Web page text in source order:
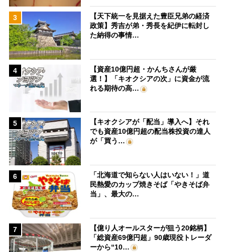
3
【天下統一を見据えた豊臣兄弟の経済
政策】秀吉が弟・秀長を紀伊に転封し
た納得の事情…
4
【資産10億円超・かんちさんが厳
選！】「キオクシアの次」に資金が流
れる期待の高…
5
【キオクシアが「配当」導入へ】それ
でも資産10億円超の配当株投資の達人
が「買う…
6
「北海道で知らない人はいない！」道
民熱愛のカップ焼きそば「やきそば弁
当」、最大の…
7
【億り人オールスターが狙う20銘柄】
「総資産69億円超」90歳現役トレーダ
ーから“10…